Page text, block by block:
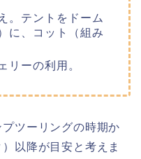
。テントをドーム
に、コット（組み
リーの利用。
ツーリングの時期か
以降が目安と考えま